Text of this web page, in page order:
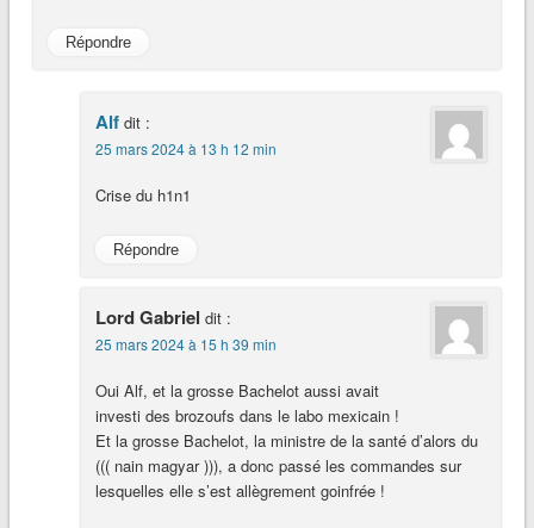
Répondre
Alf dit :
25 mars 2024 à 13 h 12 min
Crise du h1n1
Répondre
Lord Gabriel dit :
25 mars 2024 à 15 h 39 min
Oui Alf, et la grosse Bachelot aussi avait
investi des brozoufs dans le labo mexicain !
Et la grosse Bachelot, la ministre de la santé d’alors du
((( nain magyar ))), a donc passé les commandes sur
lesquelles elle s’est allègrement goinfrée !